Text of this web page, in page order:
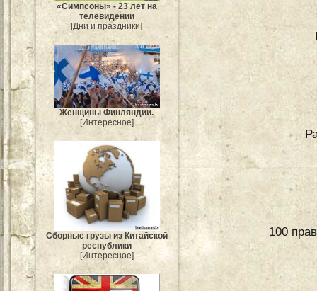
«Симпсоны» - 23 лет на
телевидении
[Дни и праздники]
Женщины Финляндии.
[Интересное]
Сборные грузы из Китайской
республики
[Интересное]
100